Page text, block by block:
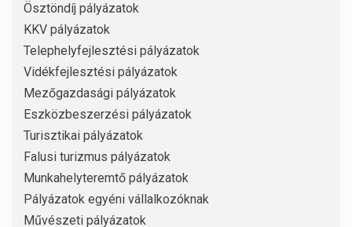
Ösztöndíj pályázatok
KKV pályázatok
Telephelyfejlesztési pályázatok
Vidékfejlesztési pályázatok
Mezőgazdasági pályázatok
Eszközbeszerzési pályázatok
Turisztikai pályázatok
Falusi turizmus pályázatok
Munkahelyteremtő pályázatok
Pályázatok egyéni vállalkozóknak
Művészeti pályázatok